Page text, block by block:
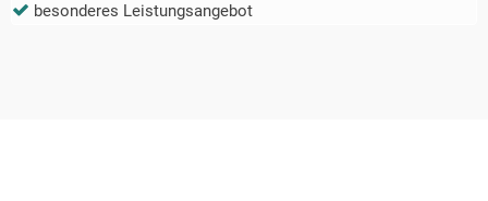
besonderes Leistungsangebot